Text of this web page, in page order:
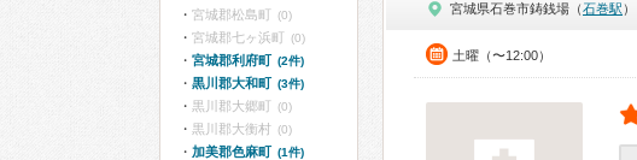
宮城県石巻市鋳銭場（石巻駅 ）
土曜（〜12:00）
宮城郡松島町 (0)
宮城郡七ヶ浜町 (0)
宮城郡利府町 (2件)
黒川郡大和町 (3件)
黒川郡大郷町 (0)
黒川郡大衡村 (0)
加美郡色麻町 (1件)